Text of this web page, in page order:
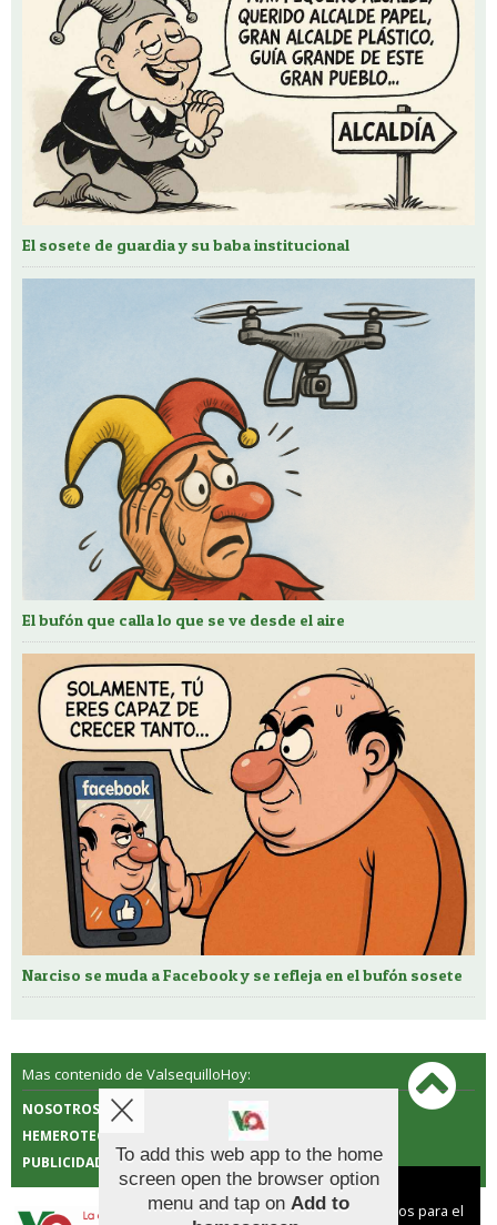
El sosete de guardia y su baba institucional
El bufón que calla lo que se ve desde el aire
Narciso se muda a Facebook y se refleja en el bufón sosete
Mas contenido de ValsequilloHoy:
NOSOTROS
CONTACTO
HEMEROTECA
POLÍTICA DE COOKIES
PUBLICIDAD
To add this web app to the home
screen open the browser option
menu and tap on Add to
Aviso sobre el Uso de cookies:
Utilizamos cookies nuestras y de terceros para el